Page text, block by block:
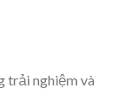
trải nghiệm và